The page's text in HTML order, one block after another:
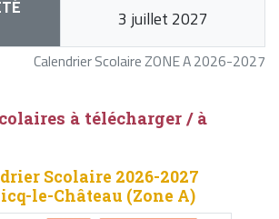
Calendrier Scolaire ZONE A 2026-2027
3 juillet 2027
à télécharger / à
Scolaire 2026-2027
le-Château (Zone A)